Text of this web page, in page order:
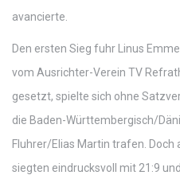
avancierte.
Den ersten Sieg fuhr Linus
vom Ausrichter-Verein TV
gesetzt, spielte sich ohne
die Baden-Württembergisch/
Fluhrer/Elias Martin trafen. Doch
siegten eindrucksvoll mit 21:9